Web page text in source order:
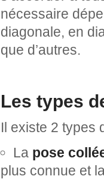
nécessaire
diagonale, en
que d’autres.
Les types
Il existe 2 types
La pose
plus connue et